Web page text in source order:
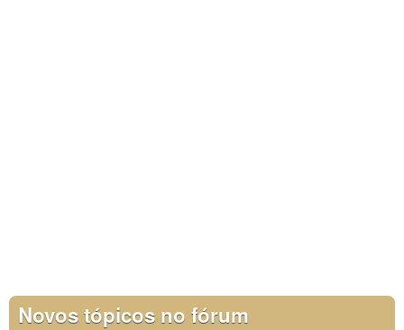
Novos tópicos no fórum